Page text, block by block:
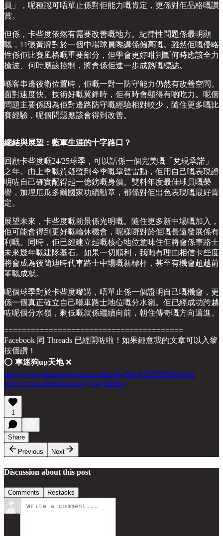
員」，呢種認可唔單止係對佢能力嘅肯定，更係對佢品格嘅讚
賞。
但係，卡些度依然有需要改善嘅地方。紀律性問題係最明顯
嘅，11張黃牌對於一個中場球員嚟講係偏高嘅。雖然佢嘅侵略
性係佢比賽風格嘅重要部分，但學會更好咁判斷何時應該全力
搶波、何時應該控制，將會係佢進一步成熟嘅標誌。
喺客串邊後衛位置時，佢嘅一對一防守能力仍然有改善空間。
面對速度快、技術好嘅翼鋒時，佢有時會顯得有啲吃力。呢個
問題主要係因為佢對邊路防守嘅經驗相對較少，隨住更多嘅比
賽經驗，呢個問題應該會得到改善。
總結與展望：藍軍生涯的十字路口？
回顧卡些度嘅24/25球季，可以話係一個完美嘅「兌現承諾」
之年。由上季嘅質疑聲到今季嘅掌聲雷動，佢用自己嘅表現證
明咗自己確實配得起一億鎊嘅身價。雙料年度最佳球員嘅榮
譽，加埋厄瓜多爾國家功績勳章，都係對佢出色表現嘅最好肯
定。
展望未來，卡些度嘅前景係光明嘅。隨住更多新中場嘅加入，
佢可能會得到更好嘅輪休機會，呢樣嘢對於佢嘅長遠發展係有
利嘅。同時，佢已經建立起嘅核心地位意味住佢將會係車路士
未來幾年嘅建隊基石。如果一切順利，我哋有理由相信卡些度
將會成為後簡迪時代車路士中場嘅新標杆，甚至有機會超越前
輩嘅成就。
呢個球季對於卡些度嚟講，唔單止係一個證明自己嘅機會，更
係一個真正確立自己喺車路士地位嘅分水嶺。佢已經成功跨越
咗呢個分水嶺，剩低嘅就係繼續向前，朝住傳奇嘅方向邁進。
========================================
Facebook 同 Threads 已經開咗啦！如果鍾意我的文章可以入黎
按個讚！
⭕️ 車迷狗up天地❌
https://www.facebook.com/profile.php?id=61566593983419
https://www.threads.com/@hkgchedog
1
Share
Previous
Next
Discussion about this post
Comments Restacks